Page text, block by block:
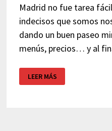
Madrid no fue tarea
indecisos que somos
dando un buen paseo
menús, precios… y al
RESTAURANTE
GRAN
VÍA
LEER MÁS